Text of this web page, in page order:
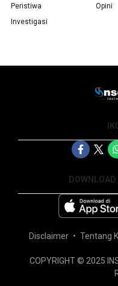
Peristiwa
Investigasi
Opini
Disclaimer Tentang
COPYRIGHT © 2025